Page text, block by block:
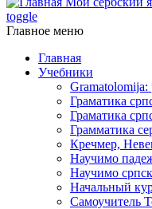
toggle
Главное меню
Главная
Учебники
Gramatolomija:
Граматика
Граматика
Грамматика
Кречмер,
Научимо
Научимо
Начальный
Самоучитель